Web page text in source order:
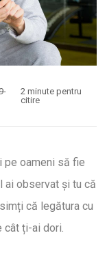
2 minute pentru
citire
oameni să fie
ai observat și tu că
că legătura cu
cât ți-ai dori.